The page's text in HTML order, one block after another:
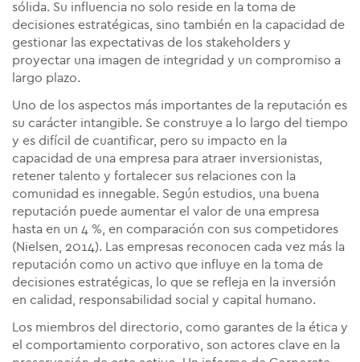
sólida. Su influencia no solo reside en la toma de
decisiones estratégicas, sino también en la capacidad de
gestionar las expectativas de los stakeholders y
proyectar una imagen de integridad y un compromiso a
largo plazo.
Uno de los aspectos más importantes de la reputación es
su carácter intangible. Se construye a lo largo del tiempo
y es difícil de cuantificar, pero su impacto en la
capacidad de una empresa para atraer inversionistas,
retener talento y fortalecer sus relaciones con la
comunidad es innegable. Según estudios, una buena
reputación puede aumentar el valor de una empresa
hasta en un 4 %, en comparación con sus competidores​
(Nielsen, 2014). Las empresas reconocen cada vez más la
reputación como un activo que influye en la toma de
decisiones estratégicas, lo que se refleja en la inversión
en calidad, responsabilidad social y capital humano.
Los miembros del directorio, como garantes de la ética y
el comportamiento corporativo, son actores clave en la